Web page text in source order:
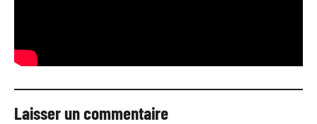
Laisser un commentaire